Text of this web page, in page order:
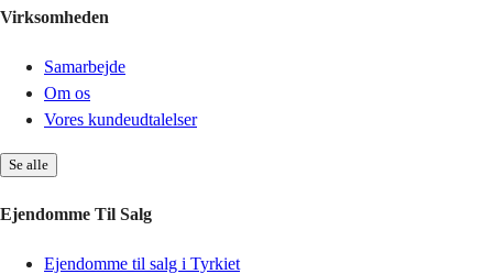
Virksomheden
Samarbejde
Om os
Vores kundeudtalelser
Se alle
Ejendomme Til Salg
Ejendomme til salg i Tyrkiet